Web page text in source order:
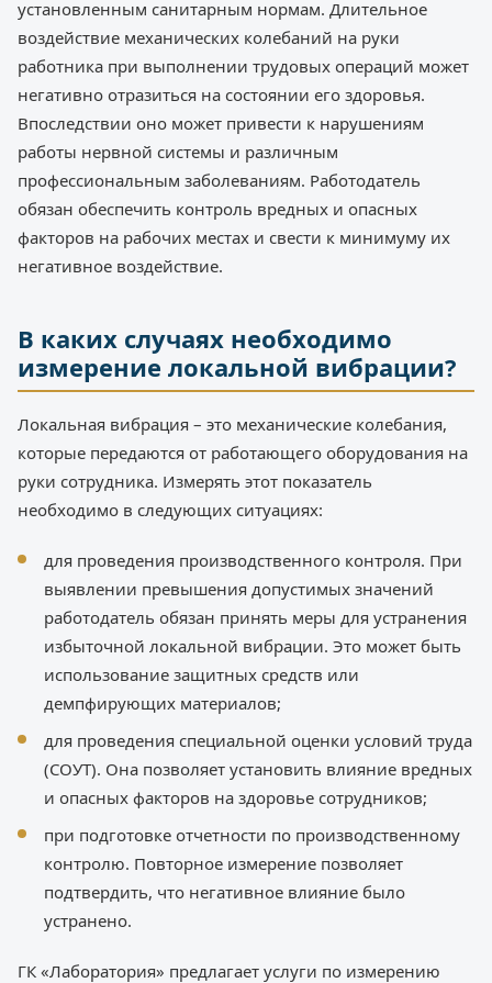
установленным санитарным нормам. Длительное
воздействие механических колебаний на руки
работника при выполнении трудовых операций может
негативно отразиться на состоянии его здоровья.
Впоследствии оно может привести к нарушениям
работы нервной системы и различным
профессиональным заболеваниям. Работодатель
обязан обеспечить контроль вредных и опасных
факторов на рабочих местах и свести к минимуму их
негативное воздействие.
В каких случаях необходимо
измерение локальной вибрации?
Локальная вибрация – это механические колебания,
которые передаются от работающего оборудования на
руки сотрудника. Измерять этот показатель
необходимо в следующих ситуациях:
для проведения производственного контроля. При
выявлении превышения допустимых значений
работодатель обязан принять меры для устранения
избыточной локальной вибрации. Это может быть
использование защитных средств или
демпфирующих материалов;
для проведения специальной оценки условий труда
(СОУТ). Она позволяет установить влияние вредных
и опасных факторов на здоровье сотрудников;
при подготовке отчетности по производственному
контролю. Повторное измерение позволяет
подтвердить, что негативное влияние было
устранено.
ГК «Лаборатория» предлагает услуги по измерению